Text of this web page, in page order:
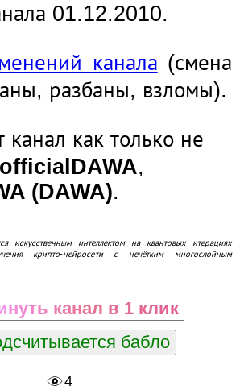
01.12.2010.
канала (смена
разбаны, взломы).
канал как только не
officialDAWA,
(DAWA).
искусственным интеллектом на квантовых итерациях
крипто-нейросети с нечётким многослойным
канал в 1 клик
бабло
4